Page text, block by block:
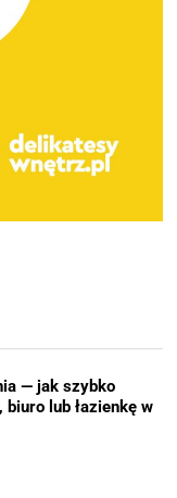
— jak szybko
lub łazienkę w